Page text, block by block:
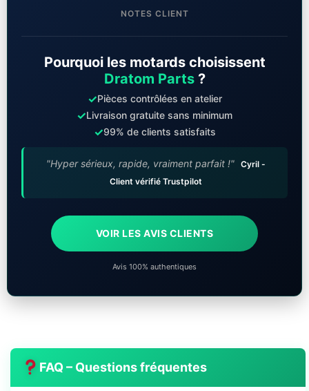
NOTES CLIENT
Pourquoi les motards choisissent
Dratom Parts?
✓Pièces contrôlées en atelier
✓Livraison gratuite sans minimum
✓99% de clients satisfaits
"Hyper sérieux, rapide, vraiment parfait !" Cyril -
Client vérifié Trustpilot
VOIR LES AVIS CLIENTS
Avis 100% authentiques
FAQ – Questions fréquentes